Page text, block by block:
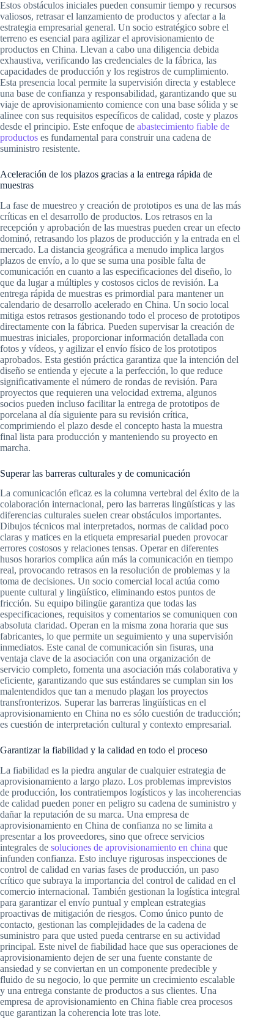
Estos obstáculos iniciales pueden consumir tiempo y recursos
valiosos, retrasar el lanzamiento de productos y afectar a la
estrategia empresarial general. Un socio estratégico sobre el
terreno es esencial para agilizar el aprovisionamiento de
productos en China. Llevan a cabo una diligencia debida
exhaustiva, verificando las credenciales de la fábrica, las
capacidades de producción y los registros de cumplimiento.
Esta presencia local permite la supervisión directa y establece
una base de confianza y responsabilidad, garantizando que su
viaje de aprovisionamiento comience con una base sólida y se
alinee con sus requisitos específicos de calidad, coste y plazos
desde el principio. Este enfoque de abastecimiento fiable de
productos es fundamental para construir una cadena de
suministro resistente.
Aceleración de los plazos gracias a la entrega rápida de
muestras
La fase de muestreo y creación de prototipos es una de las más
críticas en el desarrollo de productos. Los retrasos en la
recepción y aprobación de las muestras pueden crear un efecto
dominó, retrasando los plazos de producción y la entrada en el
mercado. La distancia geográfica a menudo implica largos
plazos de envío, a lo que se suma una posible falta de
comunicación en cuanto a las especificaciones del diseño, lo
que da lugar a múltiples y costosos ciclos de revisión. La
entrega rápida de muestras es primordial para mantener un
calendario de desarrollo acelerado en China. Un socio local
mitiga estos retrasos gestionando todo el proceso de prototipos
directamente con la fábrica. Pueden supervisar la creación de
muestras iniciales, proporcionar información detallada con
fotos y vídeos, y agilizar el envío físico de los prototipos
aprobados. Esta gestión práctica garantiza que la intención del
diseño se entienda y ejecute a la perfección, lo que reduce
significativamente el número de rondas de revisión. Para
proyectos que requieren una velocidad extrema, algunos
socios pueden incluso facilitar la entrega de prototipos de
porcelana al día siguiente para su revisión crítica,
comprimiendo el plazo desde el concepto hasta la muestra
final lista para producción y manteniendo su proyecto en
marcha.
Superar las barreras culturales y de comunicación
La comunicación eficaz es la columna vertebral del éxito de la
colaboración internacional, pero las barreras lingüísticas y las
diferencias culturales suelen crear obstáculos importantes.
Dibujos técnicos mal interpretados, normas de calidad poco
claras y matices en la etiqueta empresarial pueden provocar
errores costosos y relaciones tensas. Operar en diferentes
husos horarios complica aún más la comunicación en tiempo
real, provocando retrasos en la resolución de problemas y la
toma de decisiones. Un socio comercial local actúa como
puente cultural y lingüístico, eliminando estos puntos de
fricción. Su equipo bilingüe garantiza que todas las
especificaciones, requisitos y comentarios se comuniquen con
absoluta claridad. Operan en la misma zona horaria que sus
fabricantes, lo que permite un seguimiento y una supervisión
inmediatos. Este canal de comunicación sin fisuras, una
ventaja clave de la asociación con una organización de
servicio completo, fomenta una asociación más colaborativa y
eficiente, garantizando que sus estándares se cumplan sin los
malentendidos que tan a menudo plagan los proyectos
transfronterizos. Superar las barreras lingüísticas en el
aprovisionamiento en China no es sólo cuestión de traducción;
es cuestión de interpretación cultural y contexto empresarial.
Garantizar la fiabilidad y la calidad en todo el proceso
La fiabilidad es la piedra angular de cualquier estrategia de
aprovisionamiento a largo plazo. Los problemas imprevistos
de producción, los contratiempos logísticos y las incoherencias
de calidad pueden poner en peligro su cadena de suministro y
dañar la reputación de su marca. Una empresa de
aprovisionamiento en China de confianza no se limita a
presentar a los proveedores, sino que ofrece servicios
integrales de soluciones de aprovisionamiento en china que
infunden confianza. Esto incluye rigurosas inspecciones de
control de calidad en varias fases de producción, un paso
crítico que subraya la importancia del control de calidad en el
comercio internacional. También gestionan la logística integral
para garantizar el envío puntual y emplean estrategias
proactivas de mitigación de riesgos. Como único punto de
contacto, gestionan las complejidades de la cadena de
suministro para que usted pueda centrarse en su actividad
principal. Este nivel de fiabilidad hace que sus operaciones de
aprovisionamiento dejen de ser una fuente constante de
ansiedad y se conviertan en un componente predecible y
fluido de su negocio, lo que permite un crecimiento escalable
y una entrega constante de productos a sus clientes. Una
empresa de aprovisionamiento en China fiable crea procesos
que garantizan la coherencia lote tras lote.